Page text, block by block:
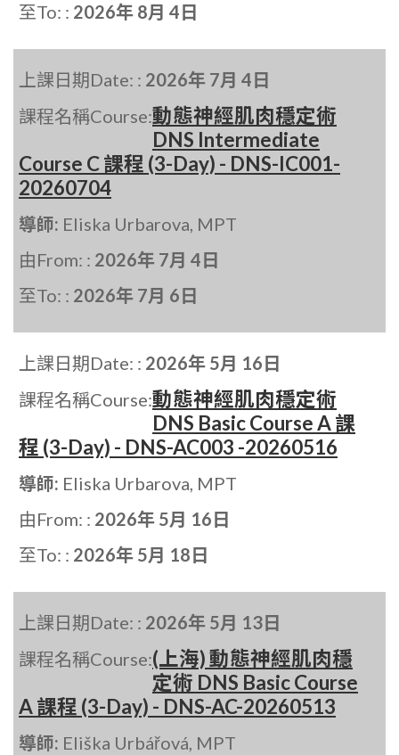
至To: : 2026年 8月 4日
上課日期Date: : 2026年 7月 4日
課程名稱Course:動態神經肌肉穩定術
DNS Intermediate
Course C 課程 (3-Day) - DNS-IC001-
20260704
導師: Eliska Urbarova, MPT
由From: : 2026年 7月 4日
至To: : 2026年 7月 6日
上課日期Date: : 2026年 5月 16日
課程名稱Course:動態神經肌肉穩定術
DNS Basic Course A 課
程 (3-Day) - DNS-AC003 -20260516
導師: Eliska Urbarova, MPT
由From: : 2026年 5月 16日
至To: : 2026年 5月 18日
上課日期Date: : 2026年 5月 13日
課程名稱Course:(上海) 動態神經肌肉穩
定術 DNS Basic Course
A 課程 (3-Day) - DNS-AC-20260513
導師: Eliška Urbářová, MPT